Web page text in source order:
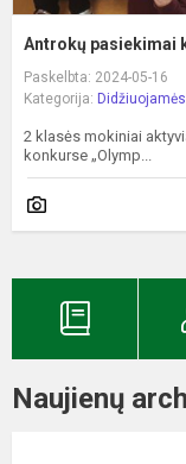
Antrokų pasiekimai
Paskelbta: 2024-05-16
Kategorija: Didžiuojamės
2 klasės mokiniai
konkurse „Olymp...
Naujienų